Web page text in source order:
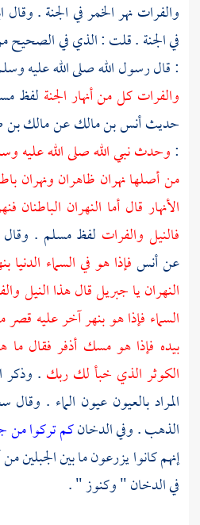
والفرات نهر الخمر في الجنة . وقال
في الجنة . قلت : الذي في
: قال رسول الله صلى الله عليه
والفرات كل من أنهار الجنة لفظ
حديثأنس بن مالكعنمالك
:وحدث نبي الله صلى الله عليه
من أصلها نهران ظاهران ونهران
الأنهار قال أما النهران الباطنان
فالنيل والفرات لفظمسلم . وقال
عنأنسفإذا هو في السماء
النهران ياجبريلقال هذا النيل
السماء فإذا هو بنهر آخر عليه
بيده فإذا هو مسك أذفر فقال ما
الكوثر الذي خبأ لك ربك . وذكر
المراد بالعيون عيون الماء . وقال
الذهب . وفي الدخانكم تركوا من
إنهم كانوا يزرعون ما بين الجبلين
في الدخان " وكنوز " .